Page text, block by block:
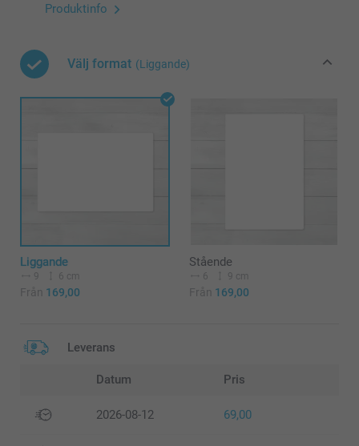
Produktinfo
Välj format (Liggande)
Liggande
9 6 cm
Från 169,00
Stående
6 9 cm
Från 169,00
Leverans
Datum Pris
2026-08-12 69,00